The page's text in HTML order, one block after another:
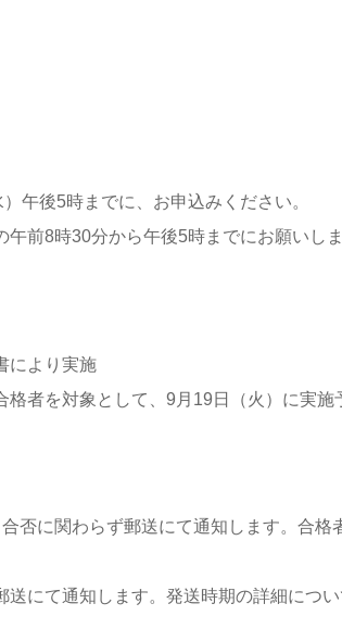
）午後5時までに、お申込みください。
前8時30分から午後5時までにお願いしま
により実施
者を対象として、9月19日（火）に実施
否に関わらず郵送にて通知します。合格
送にて通知します。発送時期の詳細につ